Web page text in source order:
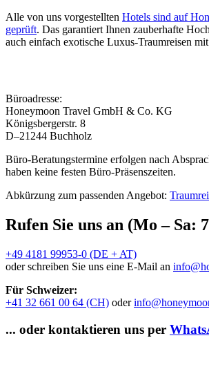
Alle von uns vorgestellten Hotels sind auf
geprüft. Das garantiert Ihnen zauberhafte
auch einfach exotische Luxus-Traumreisen
Büroadresse:
Honeymoon Travel GmbH & Co. KG
Königsbergerstr. 8
D–21244 Buchholz
Büro-Beratungstermine erfolgen nach
haben keine festen Büro-Präsenszeiten.
Abkürzung zum passenden Angebot:
Rufen Sie uns an (Mo – Sa:
+49 4181 99953-0 (DE + AT)
oder schreiben Sie uns eine E-Mail an
Für Schweizer:
+41 32 661 00 64 (CH) oder
... oder kontaktieren uns per